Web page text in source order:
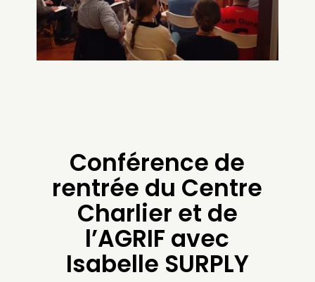
Conférence de
rentrée du Centre
Charlier et de
l’AGRIF avec
Isabelle SURPLY